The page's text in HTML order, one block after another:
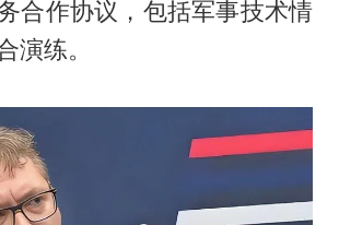
合作协议，包括军事技术情
演练。